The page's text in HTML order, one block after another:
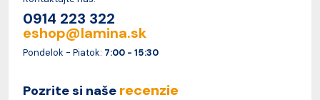
0914 223 322
eshop@lamina.sk
Pondelok - Piatok: 7:00 - 15:30
Pozrite si naše recenzie